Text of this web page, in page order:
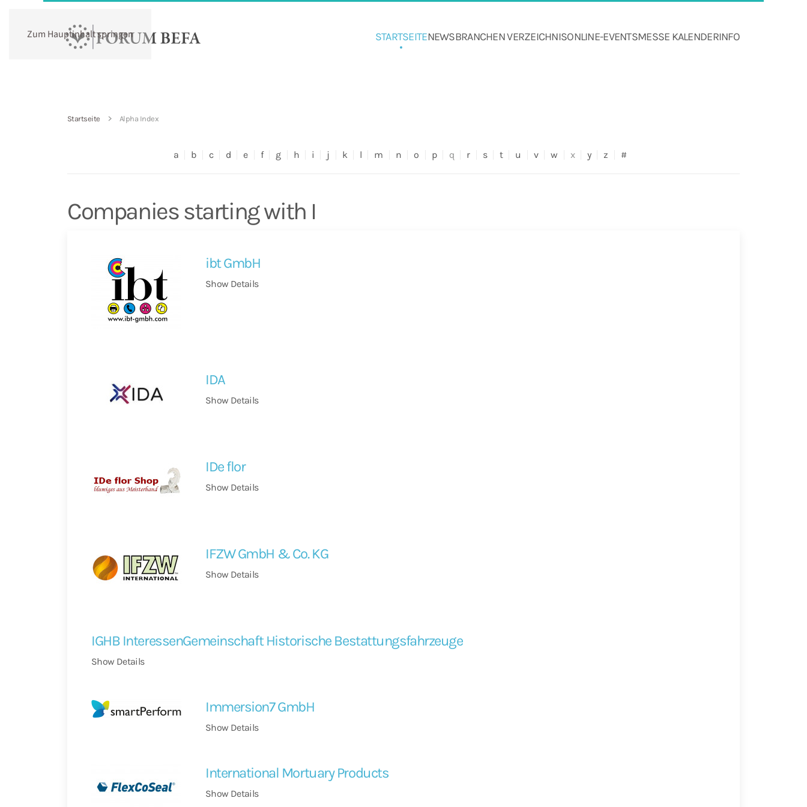
Zum Hauptinhalt springen STARTSEITENEWSBRANCHEN VERZEICHNISONLINE-EVENTSMESSE KALENDERINFO
Startseite Alpha Index
a b c d e f g h i j k l m n o p q r s t u v w x y z #
Companies starting with I
ibt GmbH
Show Details
IDA
Show Details
IDe flor
Show Details
IFZW GmbH & Co. KG
Show Details
IGHB InteressenGemeinschaft Historische Bestattungsfahrzeuge
Show Details
Immersion7 GmbH
Show Details
International Mortuary Products
Show Details